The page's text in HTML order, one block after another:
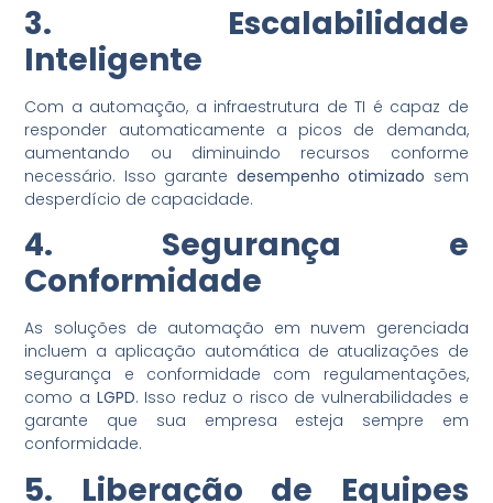
3. Escalabilidade
Inteligente
Com a automação, a infraestrutura de TI é capaz de
responder automaticamente a picos de demanda,
aumentando ou diminuindo recursos conforme
necessário. Isso garante desempenho otimizado sem
desperdício de capacidade.
4. Segurança e
Conformidade
As soluções de automação em nuvem gerenciada
incluem a aplicação automática de atualizações de
segurança e conformidade com regulamentações,
como a LGPD. Isso reduz o risco de vulnerabilidades e
garante que sua empresa esteja sempre em
conformidade.
5. Liberação de Equipes